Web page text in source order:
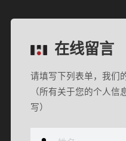
在线留言
请填写下列表单，我们
（所有关于您的个人信
写）